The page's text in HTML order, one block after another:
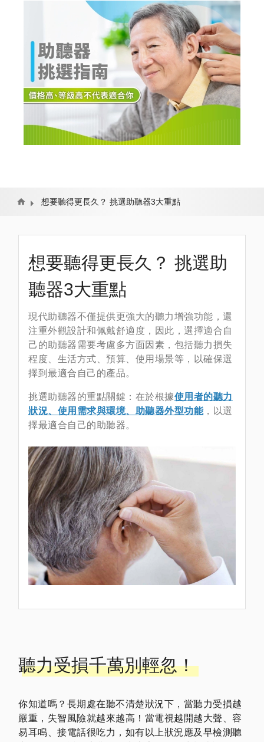
Home 想要聽得更長久？ 挑選助聽器3大重點
想要聽得更長久？ 挑選助
聽器3大重點
現代助聽器不僅提供更強大的聽力增強功能，還
注重外觀設計和佩戴舒適度，因此，選擇適合自
己的助聽器需要考慮多方面因素，包括聽力損失
程度、生活方式、預算、使用場景等，以確保選
擇到最適合自己的產品。
挑選助聽器的重點關鍵：在於根據使用者的聽力
狀況、使用需求與環境、助聽器外型功能，以選
擇最適合自己的助聽器。
聽力受損千萬別輕忽！
你知道嗎？長期處在聽不清楚狀況下，當聽力受損越
嚴重，失智風險就越來越高！當電視越開越大聲、容
易耳鳴、接電話很吃力，如有以上狀況應及早檢測聽